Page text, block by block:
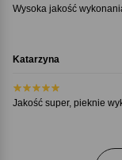
Wysoka jakość
Katarzyna
Jakość super, pieknie